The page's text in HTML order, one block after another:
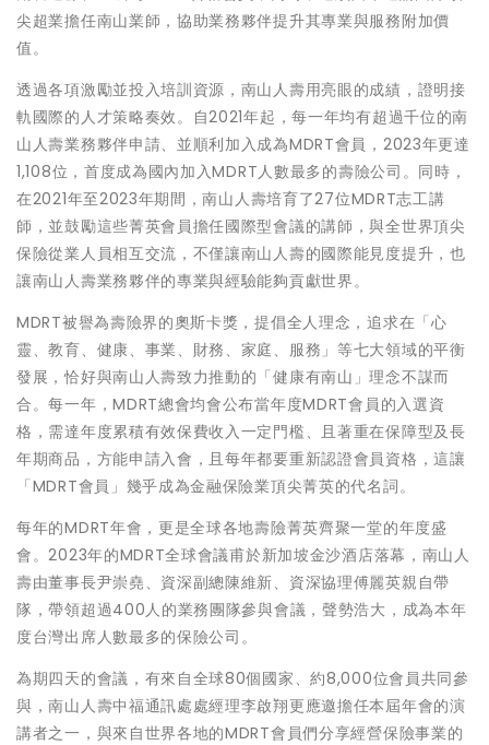
尖超業擔任南山業師，協助業務夥伴提升其專業與服務附加價
值。
透過各項激勵並投入培訓資源，南山人壽用亮眼的成績，證明接
軌國際的人才策略奏效。自2021年起，每一年均有超過千位的南
山人壽業務夥伴申請、並順利加入成為MDRT會員，2023年更達
1,108位，首度成為國內加入MDRT人數最多的壽險公司。同時，
在2021年至2023年期間，南山人壽培育了27位MDRT志工講
師，並鼓勵這些菁英會員擔任國際型會議的講師，與全世界頂尖
保險從業人員相互交流，不僅讓南山人壽的國際能見度提升，也
讓南山人壽業務夥伴的專業與經驗能夠貢獻世界。
MDRT被譽為壽險界的奧斯卡獎，提倡全人理念，追求在「心
靈、教育、健康、事業、財務、家庭、服務」等七大領域的平衡
發展，恰好與南山人壽致力推動的「健康有南山」理念不謀而
合。每一年，MDRT總會均會公布當年度MDRT會員的入選資
格，需達年度累積有效保費收入一定門檻、且著重在保障型及長
年期商品，方能申請入會，且每年都要重新認證會員資格，這讓
「MDRT會員」幾乎成為金融保險業頂尖菁英的代名詞。
每年的MDRT年會，更是全球各地壽險菁英齊聚一堂的年度盛
會。2023年的MDRT全球會議甫於新加坡金沙酒店落幕，南山人
壽由董事長尹崇堯、資深副總陳維新、資深協理傅麗英親自帶
隊，帶領超過400人的業務團隊參與會議，聲勢浩大，成為本年
度台灣出席人數最多的保險公司。
為期四天的會議，有來自全球80個國家、約8,000位會員共同參
與，南山人壽中福通訊處處經理李啟翔更應邀擔任本屆年會的演
講者之一，與來自世界各地的MDRT會員們分享經營保險事業的